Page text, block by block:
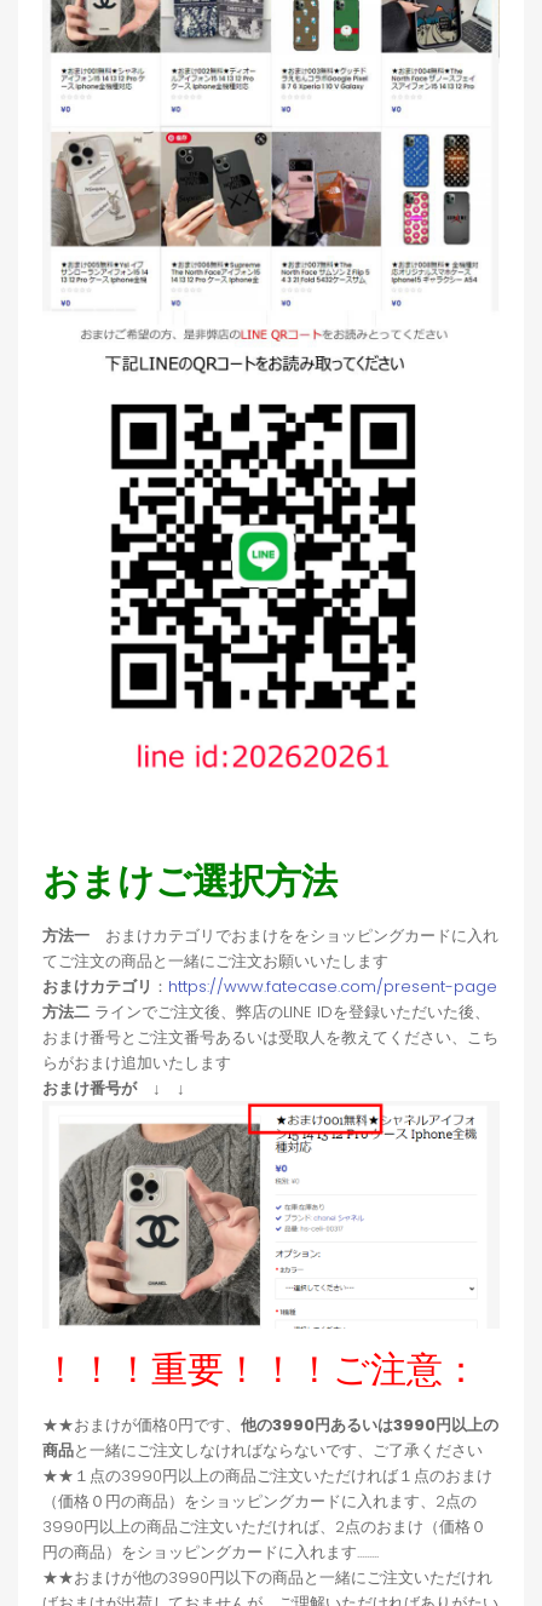
おまけご選択方法
方法一 おまけカテゴリでおまけををショッピングカードに入れ
てご注文の商品と一緒にご注文お願いいたします
おまけカテゴリ ： https://www.fatecase.com/present-page
方法二 ラインでご注文後、弊店のLINE IDを登録いただいた後、
おまけ番号とご注文番号あるいは受取人を教えてください、こち
らがおまけ追加いたします
おまけ番号が ↓ ↓
！！！重要！！！ご注意：
★★おまけが価格0円です、 他の3990円あるいは3990円以上の
商品と一緒にご注文しなければならないです、ご了承ください
★★１点の3990円以上の商品ご注文いただければ１点のおまけ
（価格０円の商品）をショッピングカードに入れます、2点の
3990円以上の商品ご注文いただければ、2点のおまけ（価格０
円の商品）をショッピングカードに入れます.........
★★おまけが他の3990円以下の商品と一緒にご注文いただけれ